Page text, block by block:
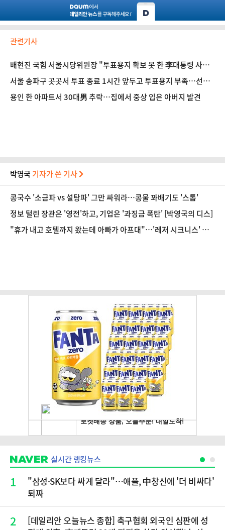
관련기사
배현진 국힘 서울시당위원장 "투표용지 확보 못 한 李대통령 사죄
하라"
서울 송파구 곳곳서 투표 종료 1시간 앞두고 투표용지 부족…선관
위 "용지 긴급 이송"
용인 한 아파트서 30대男 추락…집에서 중상 입은 아버지 발견
박영국 기자가 쓴 기사
콩국수 '소금파 vs 설탕파' 그만 싸워라…콩물 꽈배기도 '스톱'
정보 털린 장관은 '영전'하고, 기업은 '과징금 폭탄' [박영국의 디스]
"휴가 내고 호텔까지 왔는데 아빠가 아프대"…'레저 시크니스' 대
실시간 랭킹뉴스
1
"삼성·SK보다 싸게 달라"…애플, 中창신에 '더 비싸다'
퇴짜
2
[데일리안 오늘뉴스 종합] 축구협회 외국인 심판에 성